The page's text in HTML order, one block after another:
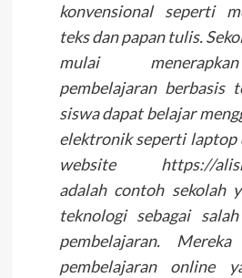
konvensional seperti
teks dan papan tulis.
mulai
pembelajaran berbasis
siswa dapat belajar
elektronik seperti laptop
website https://
adalah contoh sekolah
teknologi sebagai
pembelajaran.
pembelajaran online